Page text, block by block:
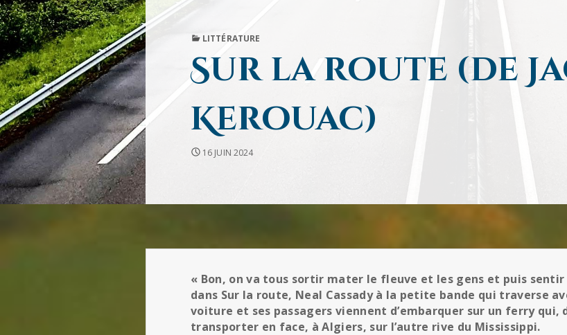
PUBLISHED
LITTÉRATURE
Sur la route (de
Kerouac)
16 JUIN 2024
« Bon, on va tous sortir mater le fleuve et les gens et puis sentir
dans Sur la route, Neal Cassady à la petite bande qui traverse
voiture et ses passagers viennent d’embarquer sur un ferry qui,
transporter en face, à Algiers, sur l’autre rive du Mississippi.